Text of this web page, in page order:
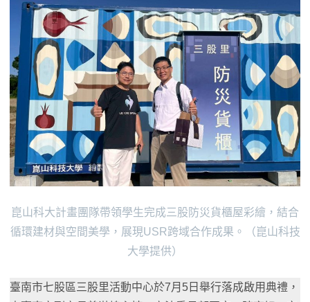
崑山科大計畫團隊帶領學生完成三股防災貨櫃屋彩繪，結合
循環建材與空間美學，展現USR跨域合作成果。（崑山科技
大學提供）
臺南市七股區三股里活動中心於7月5日舉行落成啟用典禮，